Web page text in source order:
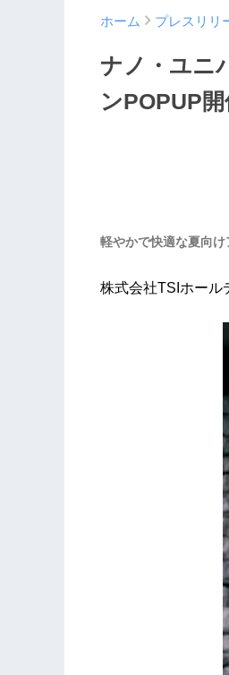
ホーム プレスリリ
ナノ・ユニ
ンPOPUP
軽やかで快適な夏向
株式会社TSIホール